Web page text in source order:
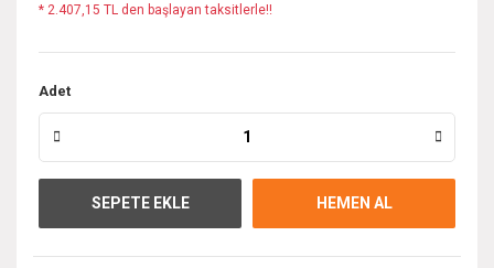
* 2.407,15 TL den başlayan taksitlerle!!
Adet
SEPETE EKLE HEMEN AL